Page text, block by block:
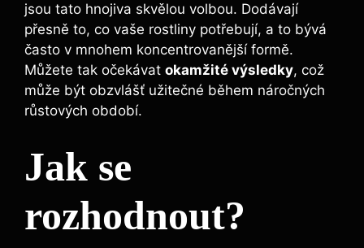
jsou tato hnojiva skvělou volbou. Dodávají
přesně to, co vaše rostliny potřebují, a to bývá
často v mnohem‌ koncentrovanější formě.
Můžete tak očekávat okamžité výsledky, což
může být​ obzvlášť užitečné během náročných
růstových období.
Jak se
rozhodnout?